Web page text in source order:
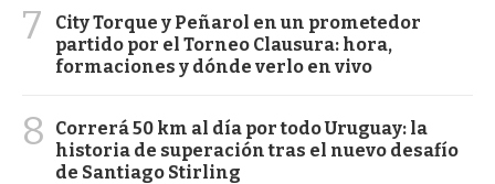
7
City Torque y Peñarol en un prometedor
partido por el Torneo Clausura: hora,
formaciones y dónde verlo en vivo
8
Correrá 50 km al día por todo Uruguay: la
historia de superación tras el nuevo desafío
de Santiago Stirling